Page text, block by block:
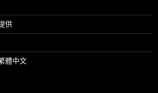
供
體中文